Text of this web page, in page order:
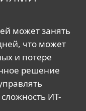
может занять
что может
и потере
решение
ИТ-